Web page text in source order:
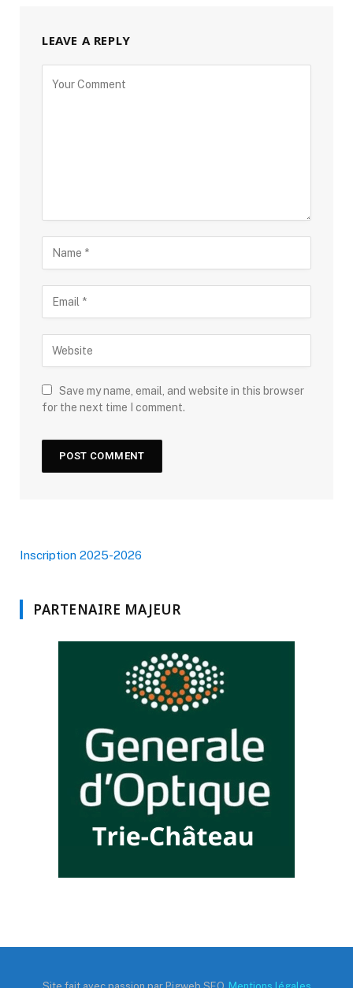
LEAVE A REPLY
Save my name, email, and website in this browser
for the next time I comment.
Inscription 2025-2026
PARTENAIRE MAJEUR